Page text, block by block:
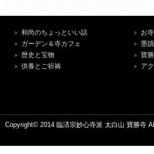
和尚のちょっといい話
ガーデン＆寺カフェ
歴史と宝物
供養とご祈祷
お
墨
寶
ア
Copyright© 2014 臨済宗妙心寺派 太白山 寶勝寺